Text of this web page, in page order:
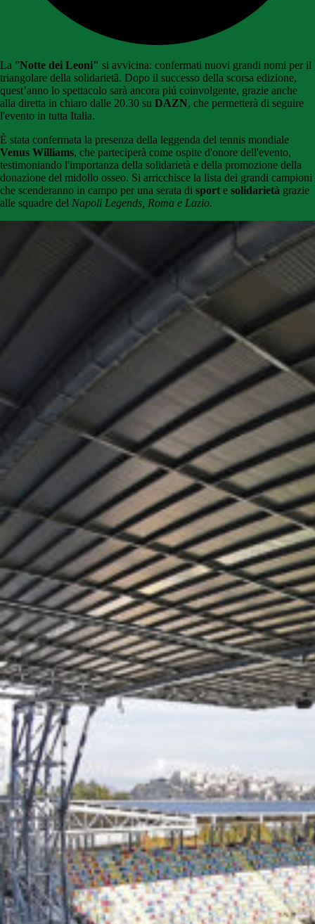
La ”Notte dei Leoni" si avvicina: confermati nuovi grandi nomi per il
triangolare della solidarietã. Dopo il successo della scorsa edizione,
quest’anno lo spettacolo sarà ancora piú coinvolgente, grazie anche
alla diretta in chiaro dalle 20.30 su DAZN, che permetterà di seguire
l'evento in tutta Italia.
È stata confermata la presenza della leggenda del tennis mondiale
Venus Williams, che parteciperà come ospite d'onore dell'evento,
testimoniando l'importanza della solidarietà e della promozione della
donazione del midollo osseo. Si arricchisce la lista dei grandi campioni
che scenderanno in campo per una serata di sport e solidarietà grazie
alle squadre del Napoli Legends, Roma e Lazio.